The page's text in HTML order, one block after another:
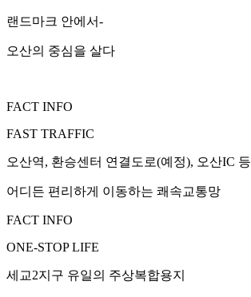
랜드마크 안에서-
오산의 중심을 살다
FACT INFO
FAST TRAFFIC
오산역, 환승센터 연결도로(예정), 오산IC 등
어디든 편리하게 이동하는 쾌속교통망
FACT INFO
ONE-STOP LIFE
세교2지구 유일의 주상복합용지